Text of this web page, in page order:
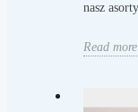
nasz
Read more